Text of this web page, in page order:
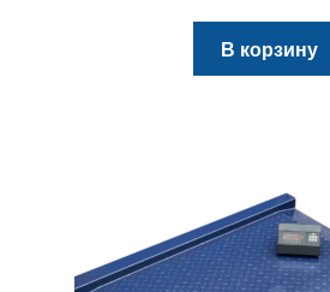
В корзину